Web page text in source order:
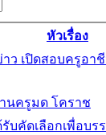
หัวเรื่อง
ว เปิดสอบครูอา
นครูมด โคราช
บคัดเลือกเพื่อบร